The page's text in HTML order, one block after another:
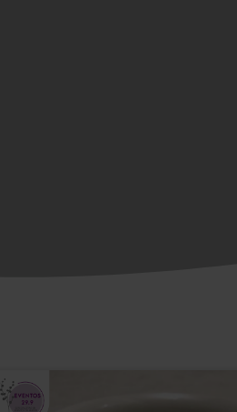
de loza 6.5"